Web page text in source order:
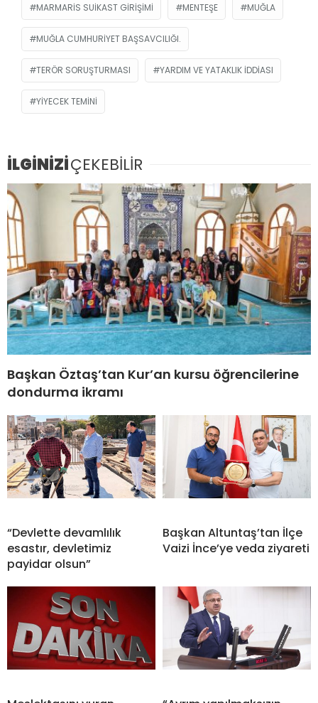
MARMARIS SUIKAST GIRIŞIMI MENTEŞE MUĞLA
MUĞLA CUMHURIYET BAŞSAVCILIĞI.
TERÖR SORUŞTURMASI YARDIM VE YATAKLIK IDDIASI
YIYECEK TEMINI
İLGİNİZİÇEKEBİLİR
Başkan Öztaş’tan Kur’an kursu öğrencilerine
dondurma ikramı
“Devlette devamlılık
esastır, devletimiz
payidar olsun”
Başkan Altuntaş’tan İlçe
Vaizi İnce’ye veda ziyareti